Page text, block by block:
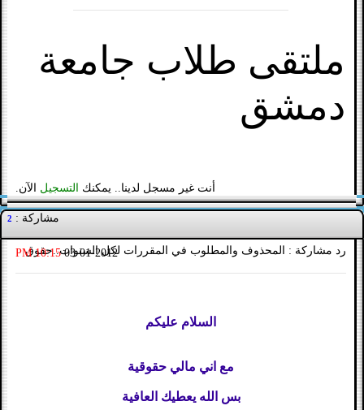
ملتقى طلاب جامعة
دمشق
أنت غير مسجل لدينا.. يمكنك التسجيل الآن.
مشاركة : 2
رد مشاركة : المحذوف والمطلوب في المقررات لكل السنوات..حقوق
03-01-2012
10:15 PM
السلام عليكم
مع اني مالي حقوقية
بس الله يعطيك العافية